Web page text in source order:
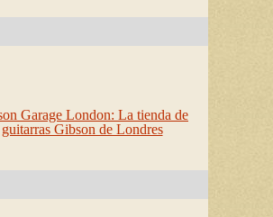
Garage London: La tienda de
guitarras Gibson de Londres